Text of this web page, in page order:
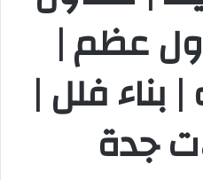
عظم |
بناء فلل |
جدة